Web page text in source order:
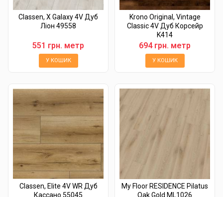
Classen, Х Galaxy 4V Дуб
Ліон 49558
551 грн. метр
У КОШИК
Krono Original, Vintage
Classic 4V Дуб Корсейр
K414
694 грн. метр
У КОШИК
Classen, Elite 4V WR Дуб
Кассано 55045
My Floor RESIDENCE Pilatus
Oak Gold ML1026